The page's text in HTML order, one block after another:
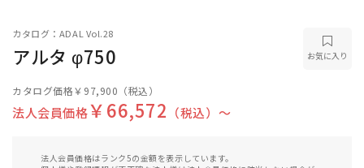
カタログ：ADAL Vol.28
アルタ φ750 お気に入り
カタログ価格￥97,900 （税込）
法人会員価格￥66,572 （税込）〜
法人会員価格はランク5の金額を表示しています。